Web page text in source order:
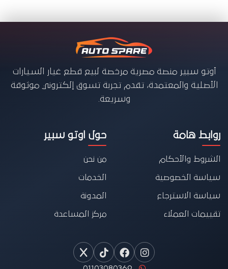
أوتو سبير منصة مصرية مرخصة لبيع قطع غيار السيارات
الأصلية والمعتمدة، تقدم تجربة تسوق إلكتروني موثوقة
وسريعة.
روابط هامة
الشروط والأحكام
سياسة الخصوصية
سياسة الاسترجاع
تقييمات العملاء
حول اوتو سبير
من نحن
الخدمات
المدونة
مركز المساعدة